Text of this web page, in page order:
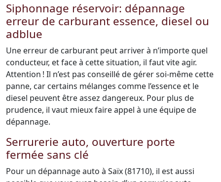
Siphonnage réservoir: dépannage
erreur de carburant essence, diesel ou
adblue
Une erreur de carburant peut arriver à n’importe quel
conducteur, et face à cette situation, il faut vite agir.
Attention ! Il n’est pas conseillé de gérer soi-même cette
panne, car certains mélanges comme l’essence et le
diesel peuvent être assez dangereux. Pour plus de
prudence, il vaut mieux faire appel à une équipe de
dépannage.
Serrurerie auto, ouverture porte
fermée sans clé
Pour un dépannage auto à Saïx (81710), il est aussi